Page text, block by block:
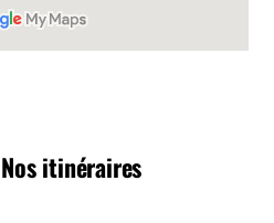
itinéraires